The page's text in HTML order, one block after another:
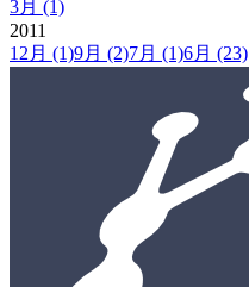
3月 (1)
2011
12月 (1)9月 (2)7月 (1)6月 (23)